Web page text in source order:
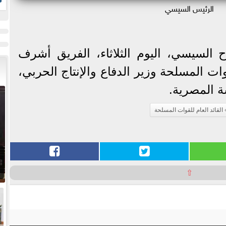
الرئيس السيسي
السيسي، اليوم الثلاثاء، الفريق أشرف
المسلحة وزير الدفاع والإنتاج الحربي،
المصرية.
القائد العام للقوات المسلحة
⇧